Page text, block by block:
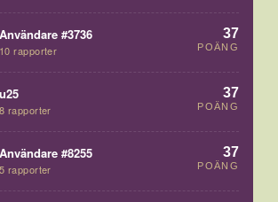
Användare #3736
10 rapporter
37
POÄNG
u25
8 rapporter
37
POÄNG
Användare #8255
5 rapporter
37
POÄNG